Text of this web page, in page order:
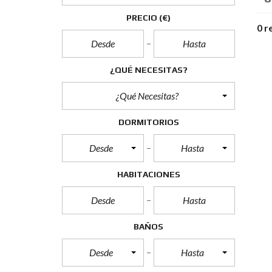
PRECIO (€)
¿QUÉ NECESITAS?
¿Qué Necesitas?
DORMITORIOS
Desde Hasta
HABITACIONES
BAÑOS
Desde Hasta
0